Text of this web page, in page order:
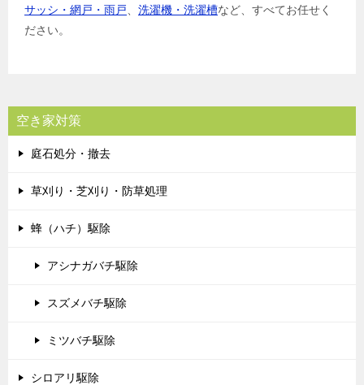
サッシ・網戸・雨戸
洗濯機・洗濯槽など、すべてお任せく
ださい。
空き家対策
庭石処分・撤去
草刈り・芝刈り・防草処理
蜂（ハチ）駆除
アシナガバチ駆除
スズメバチ駆除
ミツバチ駆除
シロアリ駆除